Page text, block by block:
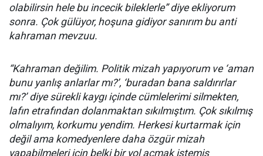
olabilirsin hele bu incecik bileklerle” diye ekliyorum
sonra. Çok gülüyor, hoşuna gidiyor sanırım bu anti
kahraman mevzuu.
“Kahraman değilim. Politik mizah yapıyorum ve ‘aman
bunu yanlış anlarlar mı?’, ‘buradan bana saldırırlar
mı?’ diye sürekli kaygı içinde cümlelerimi silmekten,
lafın etrafından dolanmaktan sıkılmıştım. Çok sıkılmış
olmalıyım, korkumu yendim. Herkesi kurtarmak için
değil ama komedyenlere daha özgür mizah
yapabilmeleri için belki bir yol açmak istemiş